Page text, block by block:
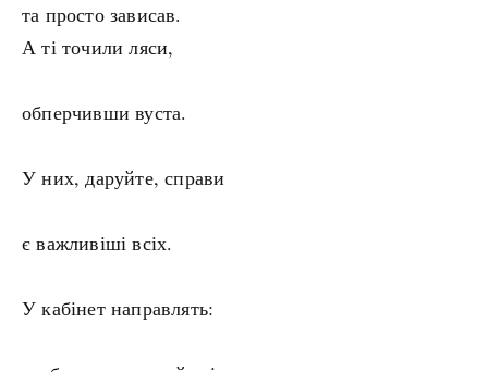
та просто зависав.
А ті точили ляси,
обперчивши вуста.
У них, даруйте, справи
є важливіші всіх.
У кабінет направлять: